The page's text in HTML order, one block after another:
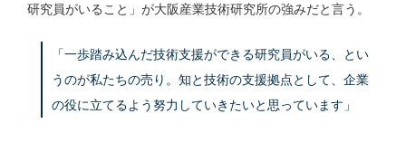
研究員がいること」が大阪産業技術研究所の強みだと言う。
「一歩踏み込んだ技術支援ができる研究員がいる、とい
うのが私たちの売り。知と技術の支援拠点として、企業
の役に立てるよう努力していきたいと思っています」